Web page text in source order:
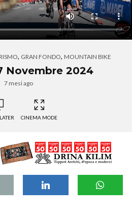
, GRAN FONDO, MOUNTAIN BIKE
Novembre 2024
7 mesi ago
CINEMA MODE